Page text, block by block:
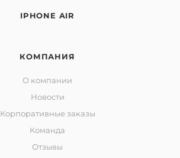
IPHONE AIR
КОМПАНИЯ
О компании
Новости
Корпоративные заказы
Команда
Отзывы